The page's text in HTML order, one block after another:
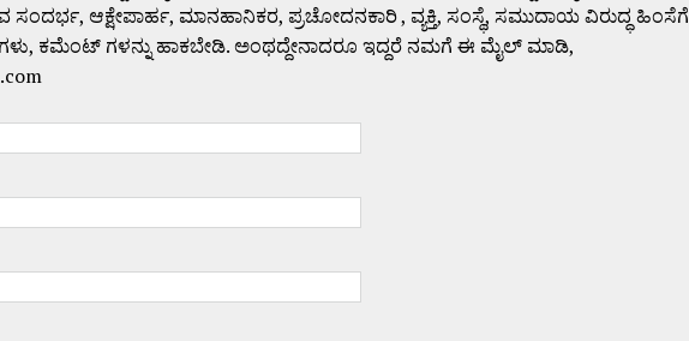
ಆಕ್ಷೇಪಾರ್ಹ, ಮಾನಹಾನಿಕರ, ಪ್ರಚೋದನಕಾರಿ , ವ್ಯಕ್ತಿ, ಸಂಸ್ಥೆ, ಸಮುದಾಯ ವಿರುದ್ಧ ಹಿಂಸೆಗೆ
ಕಮೆಂಟ್ ಗಳನ್ನು ಹಾಕಬೇಡಿ. ಅಂಥದ್ದೇನಾದರೂ ಇದ್ದರೆ ನಮಗೆ ಈ ಮೈಲ್ ಮಾಡಿ,